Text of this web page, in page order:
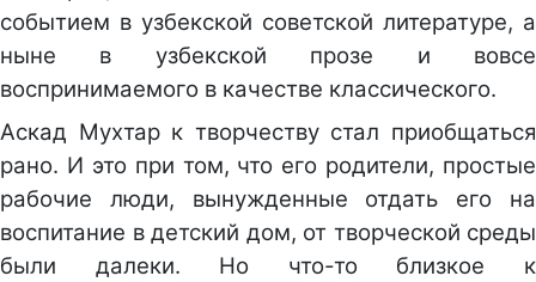
событием в узбекской советской литературе, а
ныне в узбекской прозе и вовсе
воспринимаемого в качестве классического.
Аскад Мухтар к творчеству стал приобщаться
рано. И это при том, что его родители, простые
рабочие люди, вынужденные отдать его на
воспитание в детский дом, от творческой среды
были далеки. Но что-то близкое к